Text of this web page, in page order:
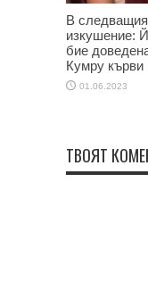
В
изкушение:
бие
Кумру кърви
01.06.2023
ТВОЯТ